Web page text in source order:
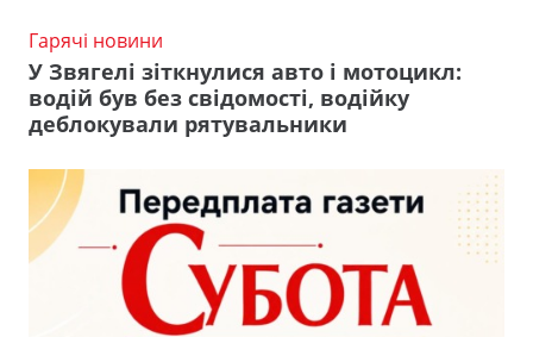
Гарячі новини
У Звягелі зіткнулися авто і мотоцикл:
водій був без свідомості, водійку
деблокували рятувальники